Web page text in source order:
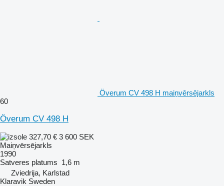
Överum CV 498 H maiņvērsējarkls
60
Överum CV 498 H
327,70 € 3 600 SEK
Maiņvērsējarkls
1990
Satveres platums 1,6 m
Zviedrija, Karlstad
Klaravik Sweden